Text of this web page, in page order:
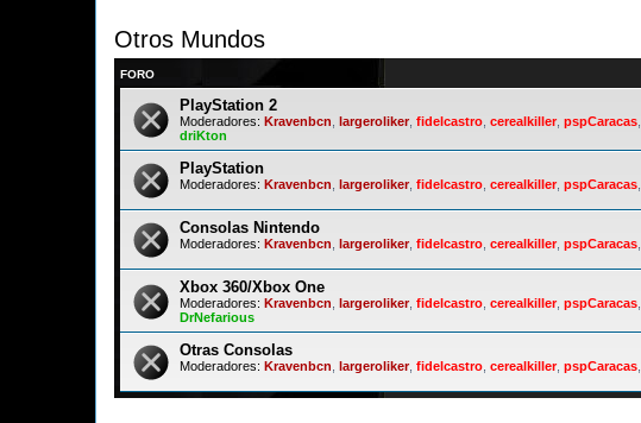
Otros Mundos
FORO
PlayStation 2
Moderadores: Kravenbcn largeroliker fidelcastro cerealkiller pspCaracas
driKton
PlayStation
Moderadores: Kravenbcn largeroliker, fidelcastro cerealkiller, pspCaracas
Consolas Nintendo
Moderadores: Kravenbcn largeroliker, fidelcastro cerealkiller, pspCaracas
Xbox 360/Xbox One
Moderadores: Kravenbcn largeroliker, fidelcastro cerealkiller, pspCaracas
DrNefarious
Otras Consolas
Moderadores: Kravenbcn largeroliker, fidelcastro cerealkiller, pspCaracas